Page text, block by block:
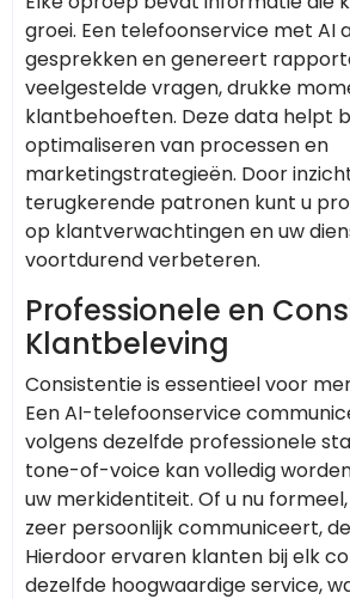
groei. Een telefoonservice met AI
gesprekken en genereert
veelgestelde vragen, drukke
klantbehoeften. Deze data helpt
optimaliseren van processen en
marketingstrategieën. Door
terugkerende patronen kunt u
op klantverwachtingen en uw
voortdurend verbeteren.
Professionele en
Klantbeleving
Consistentie is essentieel voor
Een AI-telefoonservice
volgens dezelfde professionele
tone-of-voice kan volledig
uw merkidentiteit. Of u nu
zeer persoonlijk communiceert,
Hierdoor ervaren klanten bij elk
dezelfde hoogwaardige service,